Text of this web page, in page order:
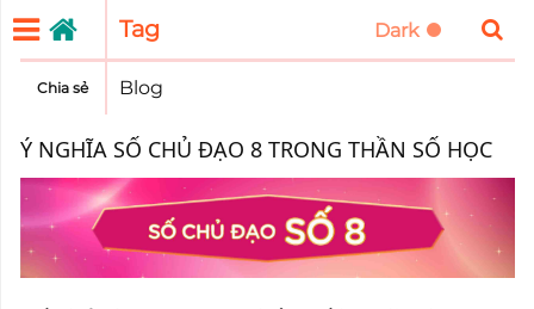
Tag
Chia sẻ Blog
Ý NGHĨA SỐ CHỦ ĐẠO 8 TRONG THẦN SỐ HỌC